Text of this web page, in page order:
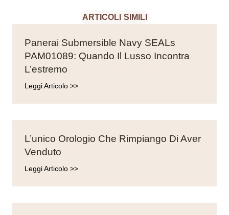
ARTICOLI SIMILI
Panerai Submersible Navy SEALs
PAM01089: Quando Il Lusso Incontra
L’estremo
Leggi Articolo >>
L’unico Orologio Che Rimpiango Di Aver
Venduto
Leggi Articolo >>